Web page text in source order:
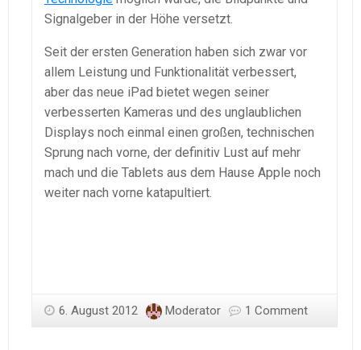
Signalgeber in der Höhe versetzt.
Seit der ersten Generation haben sich zwar vor
allem Leistung und Funktionalität verbessert,
aber das neue iPad bietet wegen seiner
verbesserten Kameras und des unglaublichen
Displays noch einmal einen großen, technischen
Sprung nach vorne, der definitiv Lust auf mehr
mach und die Tablets aus dem Hause Apple noch
weiter nach vorne katapultiert.
6. August 2012 Moderator 1 Comment